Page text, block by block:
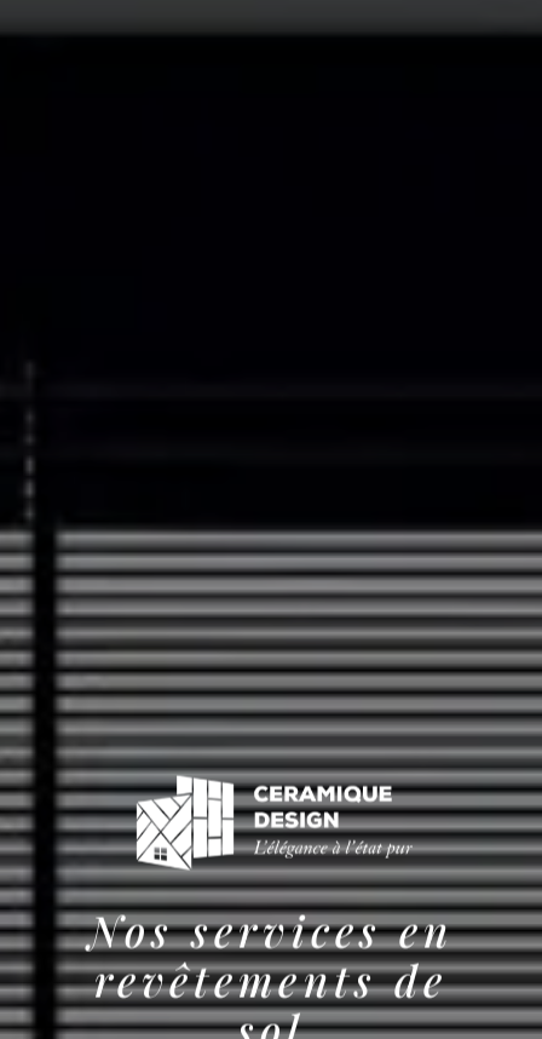
Nos services en
revêtements de